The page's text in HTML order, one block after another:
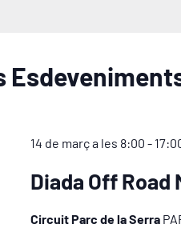
14 de març a les 8:00 -
Diada Off Road
Circuit Parc de la Serra